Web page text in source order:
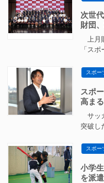
次世
財団
上月
「ス
スポー
スポ
高ま
サッ
突破し
スポー
小学
を派